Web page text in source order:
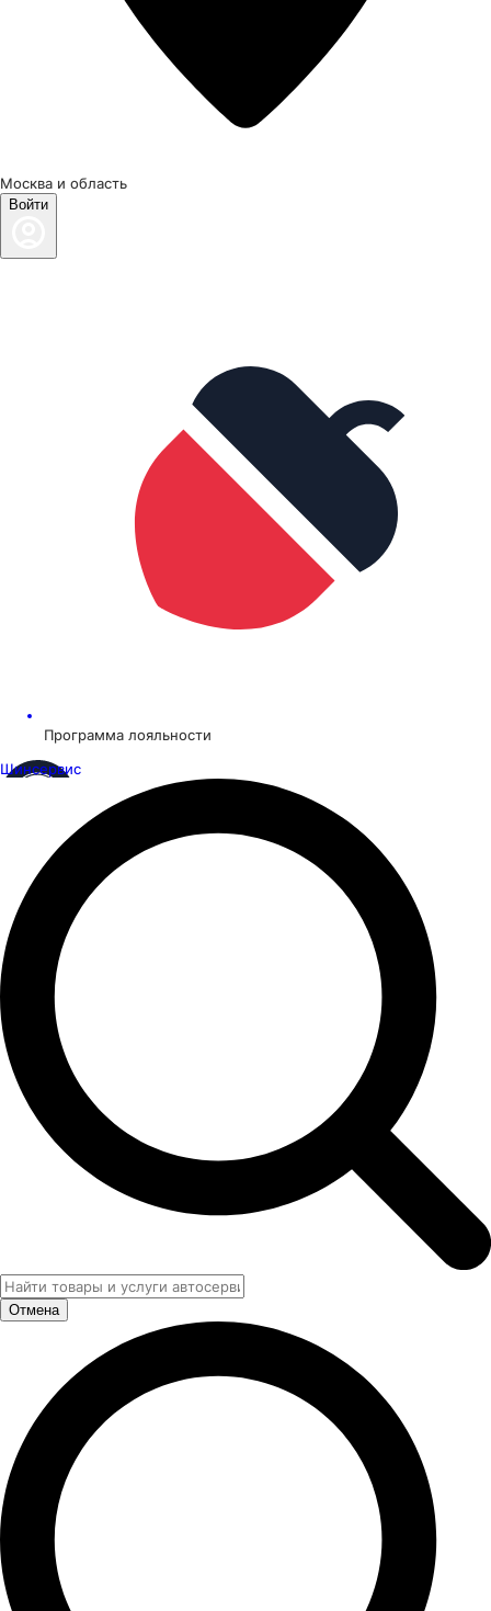
Москва и область
Войти
Программа лояльности
Шинсервис
Отмена